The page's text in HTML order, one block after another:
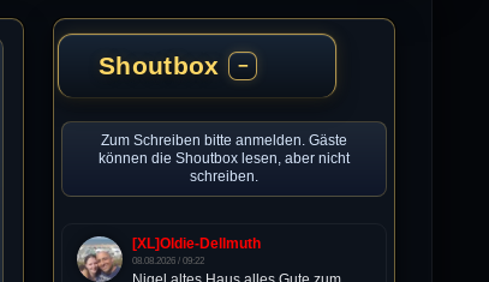
Shoutbox −
Zum Schreiben bitte anmelden. Gäste
können die Shoutbox lesen, aber nicht
schreiben.
[XL]Oldie-Dellmuth
08.08.2026 / 09:22